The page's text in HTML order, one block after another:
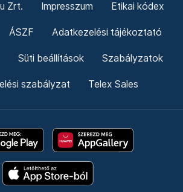
Zrt. Impresszum Etikai kódex
ÁSZF Adatkezelési tájékoztató
Süti beállítások Szabályzatok
szabályzat Telex Sales